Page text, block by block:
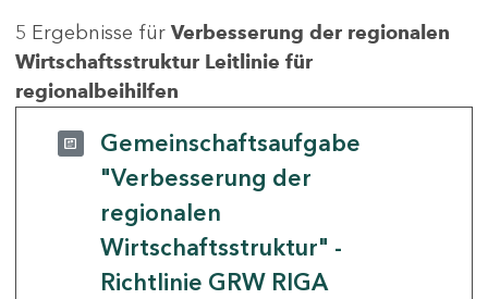
5 Ergebnisse für Verbesserung der regionalen
Wirtschaftsstruktur Leitlinie für
regionalbeihilfen
Gemeinschaftsaufgabe
"Verbesserung der
regionalen
Wirtschaftsstruktur" -
Richtlinie GRW RIGA